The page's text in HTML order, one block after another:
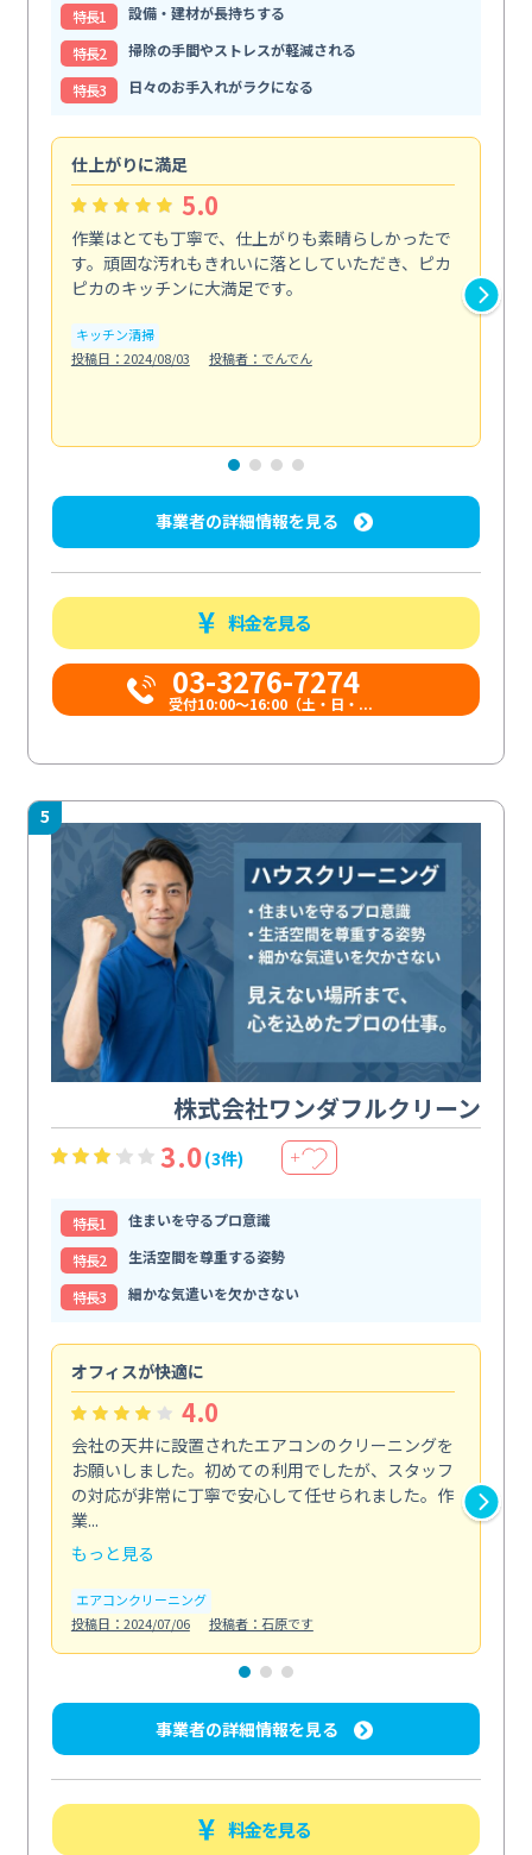
特⻑1
設備・建材が長持ちする
特⻑2
掃除の手間やストレスが軽減される
特⻑3
日々のお手入れがラクになる
仕上がりに満足
5.0
作業はとても丁寧で、仕上がりも素晴らしかったで
す。頑固な汚れもきれいに落としていただき、ピカ
ピカのキッチンに大満足です。
キッチン清掃
投稿日：2024/08/03
投稿者：でんでん
事業者の詳細情報を見る
料金を見る
03-3276-7274
受付10:00〜16:00（土・日・...
5
株式会社ワンダフルクリーン
3.0(3件) ＋
特⻑1
住まいを守るプロ意識
特⻑2
生活空間を尊重する姿勢
特⻑3
細かな気遣いを欠かさない
オフィスが快適に
4.0
会社の天井に設置されたエアコンのクリーニングを
お願いしました。初めての利用でしたが、スタッフ
の対応が非常に丁寧で安心して任せられました。作
業...
もっと見る
エアコンクリーニング
投稿日：2024/07/06
投稿者：石原です
事業者の詳細情報を見る
料金を見る